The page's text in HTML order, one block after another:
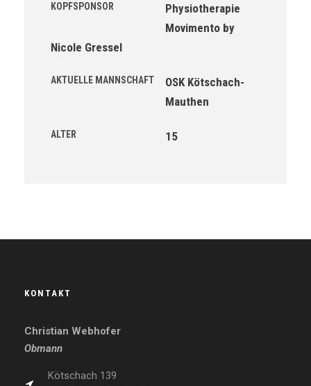
KOPFSPONSOR
Physiotherapie
Movimento by
Nicole Gressel
AKTUELLE MANNSCHAFT
OSK Kötschach-
Mauthen
ALTER 15
KONTAKT
Christian Webhofer
Obmann
Kötschach 139